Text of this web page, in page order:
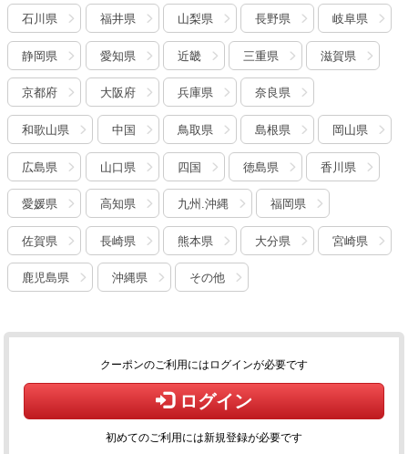
石川県 福井県 山梨県 長野県 岐阜県
静岡県 愛知県 近畿 三重県 滋賀県
京都府 大阪府 兵庫県 奈良県
和歌山県 中国 鳥取県 島根県 岡山県
広島県 山口県 四国 徳島県 香川県
愛媛県 高知県 九州.沖縄 福岡県
佐賀県 長崎県 熊本県 大分県 宮崎県
鹿児島県 沖縄県 その他
クーポンのご利用にはログインが必要です
ログイン
初めてのご利用には新規登録が必要です